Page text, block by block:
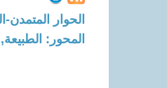
الحوار المتمدن-العدد: 7107 - 2021 /
المحور: